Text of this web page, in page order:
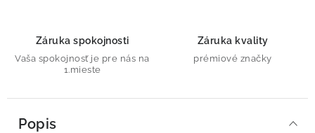
Záruka spokojnosti
Vaša spokojnosť je pre nás na
1.mieste
Záruka kvality
prémiové značky
Popis